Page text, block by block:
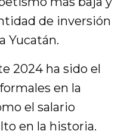
de inversión
Yucatán.
2024 ha sido el
en la
el salario
en la historia.